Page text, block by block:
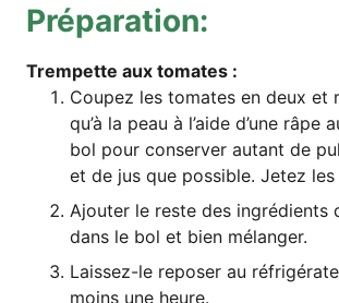
Pré­pa­ra­ti­on:
Trem­pet­te aux tomates :
Cou­pez les toma­tes en deux et
qu’à la peau à l’ai­de d’u­ne râpe
bol pour con­ser­ver autant de
et de jus que pos­si­ble. Jet­ez les
Ajou­ter le res­te des ing­ré­di­ents
dans le bol et bien mélanger.
Lais­sez-le repo­ser au
moins une heure.